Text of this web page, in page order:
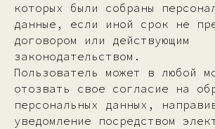
которых были собраны
данные, если иной срок не
договором или действующим
законодательством.
Пользователь может в любой
отозвать свое согласие на
персональных данных,
уведомление посредством